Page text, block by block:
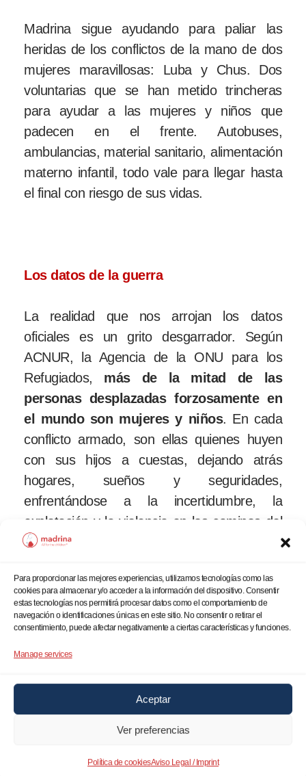
Para proporcionar las mejores experiencias, utilizamos tecnologías como las
cookies para almacenar y/o acceder a la información del dispositivo. Consentir
estas tecnologías nos permitirá procesar datos como el comportamiento de
navegación o identificaciones únicas en este sitio. No consentir o retirar el
consentimiento, puede afectar negativamente a ciertas características y funciones.
Manage services
Aceptar
Ver preferencias
Política de cookiesAviso Legal / Imprint
Madrina sigue ayudando para paliar las
heridas de los conflictos de la mano de dos
mujeres maravillosas: Luba y Chus. Dos
voluntarias que se han metido trincheras
para ayudar a las mujeres y niños que
padecen en el frente. Autobuses,
ambulancias, material sanitario, alimentación
materno infantil, todo vale para llegar hasta
el final con riesgo de sus vidas.
Los datos de la guerra
La realidad que nos arrojan los datos
oficiales es un grito desgarrador. Según
ACNUR, la Agencia de la ONU para los
Refugiados, más de la mitad de las
personas desplazadas forzosamente en
el mundo son mujeres y niños. En cada
conflicto armado, son ellas quienes huyen
con sus hijos a cuestas, dejando atrás
hogares, sueños y seguridades,
enfrentándose a la incertidumbre, la
explotación y la violencia en los caminos del
exilio.
UNICEF nos revela cifras
escalofriantes:millones de niños y niñas
han sido asesinados o mutiladospor la
destinados al juego y al aprendizaje, se
convierten en mapas de cicatrices físicas
imborrables. Pero aún más profundo es el
silenciosas, el miedo constante que se